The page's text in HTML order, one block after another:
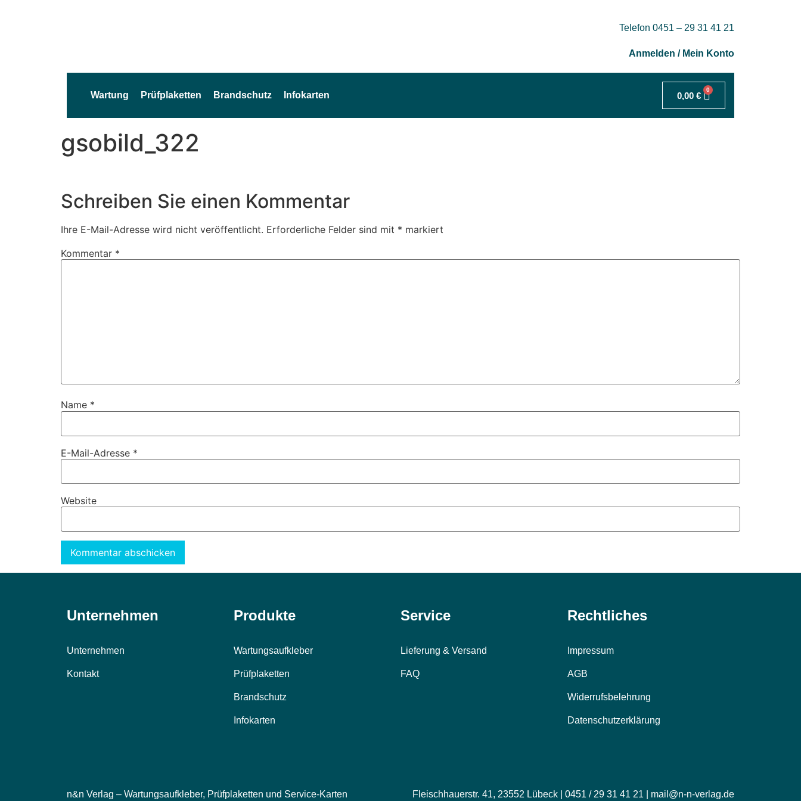
Telefon 0451 – 29 31 41 21
Anmelden / Mein Konto
Wartung Prüfplaketten Brandschutz Infokarten 0,00 €
0
gsobild_322
Schreiben Sie einen Kommentar
Ihre E-Mail-Adresse wird nicht veröffentlicht. Erforderliche Felder sind mit * markiert
Kommentar *
Name *
E-Mail-Adresse *
Website
Unternehmen
Unternehmen
Kontakt
Produkte
Wartungsaufkleber
Prüfplaketten
Brandschutz
Infokarten
Service
Lieferung & Versand
FAQ
Rechtliches
Impressum
AGB
Widerrufsbelehrung
Datenschutzerklärung
n&n Verlag – Wartungsaufkleber, Prüfplaketten und Service-Karten Fleischhauerstr. 41, 23552 Lübeck | 0451 / 29 31 41 21 | mail@n-n-verlag.de